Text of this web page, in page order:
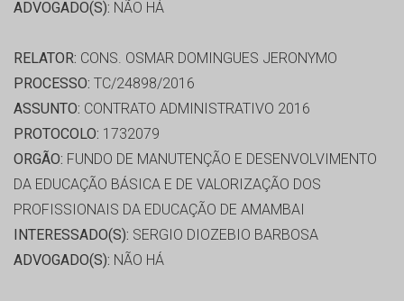
ADVOGADO(S): NÃO HÁ
RELATOR: CONS. OSMAR DOMINGUES JERONYMO
PROCESSO: TC/24898/2016
ASSUNTO: CONTRATO ADMINISTRATIVO 2016
PROTOCOLO: 1732079
ORGÃO: FUNDO DE MANUTENÇÃO E DESENVOLVIMENTO
DA EDUCAÇÃO BÁSICA E DE VALORIZAÇÃO DOS
PROFISSIONAIS DA EDUCAÇÃO DE AMAMBAI
INTERESSADO(S): SERGIO DIOZEBIO BARBOSA
ADVOGADO(S): NÃO HÁ